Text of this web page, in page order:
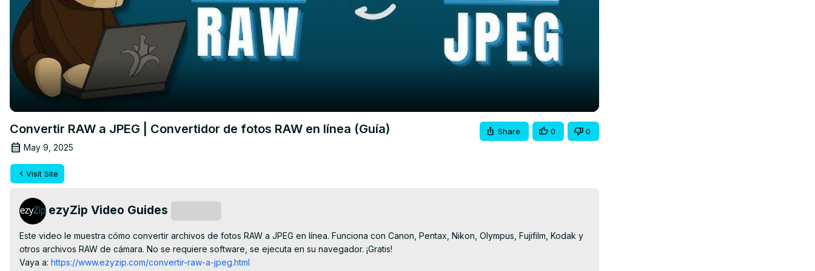
Convertir RAW a JPEG | Convertidor de fotos RAW en línea (Guía)
May 9, 2025
Share 0 0
Visit Site
ezyZip Video Guides
Este video le muestra cómo convertir archivos de fotos RAW a JPEG en línea. Funciona con Canon, Pentax, Nikon, Olympus, Fujifilm, Kodak y
otros archivos RAW de cámara. No se requiere software, se ejecuta en su navegador. ¡Gratis!
Vaya a: https://www.ezyzip.com/convertir-raw-a-jpeg.html